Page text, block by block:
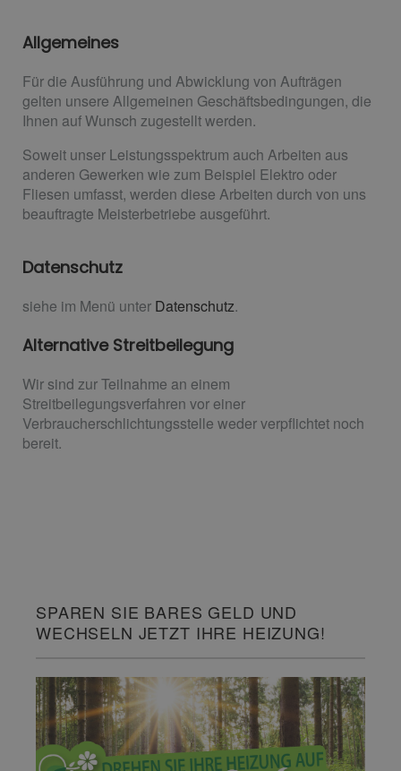
Allgemeines
Für die Ausführung und Abwicklung von Aufträgen
gelten unsere Allgemeinen Geschäftsbedingungen, die
Ihnen auf Wunsch zugestellt werden.
Soweit unser Leistungsspektrum auch Arbeiten aus
anderen Gewerken wie zum Beispiel Elektro oder
Fliesen umfasst, werden diese Arbeiten durch von uns
beauftragte Meisterbetriebe ausgeführt.
Datenschutz
siehe im Menü unter Datenschutz.
Alternative Streitbeilegung
Wir sind zur Teilnahme an einem
Streitbeilegungsverfahren vor einer
Verbraucherschlichtungsstelle weder verpflichtet noch
bereit.
SPAREN SIE BARES GELD UND
WECHSELN JETZT IHRE HEIZUNG!